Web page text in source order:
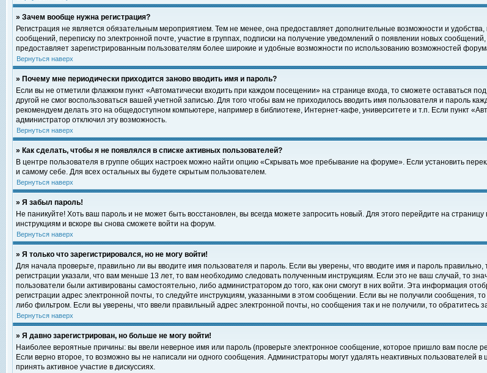
» Зачем вообще нужна регистрация?
Регистрация не является обязательным мероприятием. Тем не менее, она предоставляет дополнительные возможности и
сообщений, переписку по электронной почте, участие в группах, подписки на получение уведомлений о появлении новых
предоставляет зарегистрированным пользователям более широкие и удобные возможности по использованию возможностей
Вернуться наверх
» Почему мне периодически приходится заново вводить имя и пароль?
Если вы не отметили флажком пункт «Автоматически входить при каждом посещении» на странице входа, то сможете оставаться
другой не смог воспользоваться вашей учетной записью. Для того чтобы вам не приходилось вводить имя пользователя и пароль
рекомендуем делать это на общедоступном компьютере, например в библиотеке, Интернет-кафе, университете и т.п. Если пункт
администратор отключил эту возможность.
Вернуться наверх
» Как сделать, чтобы я не появлялся в списке активных пользователей?
В центре пользователя в группе общих настроек можно найти опцию «Скрывать мое пребывание на форуме». Если установить
и самому себе. Для всех остальных вы будете скрытым пользователем.
Вернуться наверх
» Я забыл пароль!
Не паникуйте! Хоть ваш пароль и не может быть восстановлен, вы всегда можете запросить новый. Для этого перейдите на
инструкциям и вскоре вы снова сможете войти на форум.
Вернуться наверх
» Я только что зарегистрировался, но не могу войти!
Для начала проверьте, правильно ли вы вводите имя пользователя и пароль. Если вы уверены, что вводите имя и пароль
регистрации указали, что вам меньше 13 лет, то вам необходимо следовать полученным инструкциям. Если это не ваш случай, то
пользователи были активированы самостоятельно, либо администратором до того, как они смогут в них войти. Эта информация
регистрации адрес электронной почты, то следуйте инструкциям, указанными в этом сообщении. Если вы не получили сообщения,
либо фильтром. Если вы уверены, что ввели правильный адрес электронной почты, но сообщения так и не получили, то обратитесь
Вернуться наверх
» Я давно зарегистрирован, но больше не могу войти!
Наиболее вероятные причины: вы ввели неверное имя или пароль (проверьте электронное сообщение, которое пришло вам после
Если верно второе, то возможно вы не написали ни одного сообщения. Администраторы могут удалять неактивных пользователей
принять активное участие в дискуссиях.